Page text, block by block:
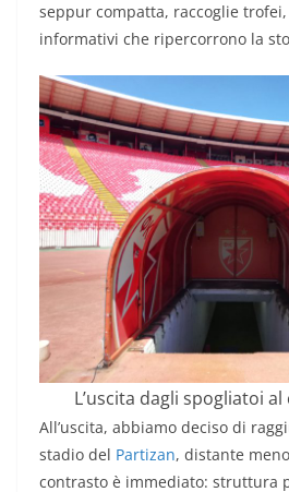
seppur compatta, raccoglie
informativi che ripercorrono la
L’uscita dagli spogliatoi
All’uscita, abbiamo deciso di
stadio del Partizan, distante
contrasto è immediato: struttura